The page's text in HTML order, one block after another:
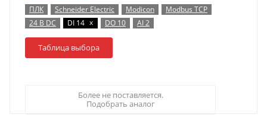
ПЛК Schneider Electric Modicon
Modbus TCP
24 В DC
DI 14 x DO 10 AI 2
Таблица выбора
Более не поставляется.
Подобрать аналог